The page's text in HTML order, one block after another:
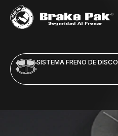
SISTEMA FRENO DE DISCO